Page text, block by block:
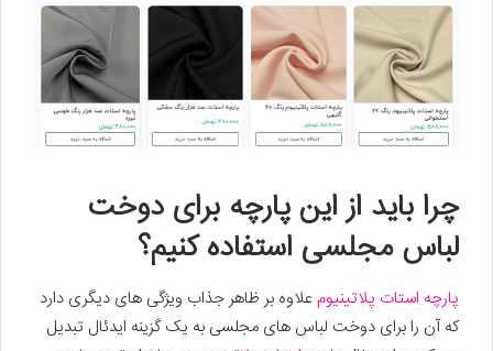
چرا باید از این پارچه برای دوخت
لباس مجلسی استفاده کنیم؟
پارچه استات پلاتینیوم علاوه بر ظاهر جذاب ویژگی های دیگری دارد
که آن را برای دوخت لباس های مجلسی به یک گزینه ایدئال تبدیل